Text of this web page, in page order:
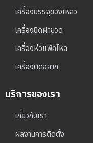
เครื่องบรรจุของเหลว
เครื่องปิดฝาขวด
เครื่องห่อแพ็คโหล
เครื่องติดฉลาก
บริการของเรา
เกี่ยวกับเรา
ผลงานการติดตั้ง